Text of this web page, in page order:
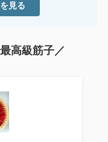
見る
高級筋子／